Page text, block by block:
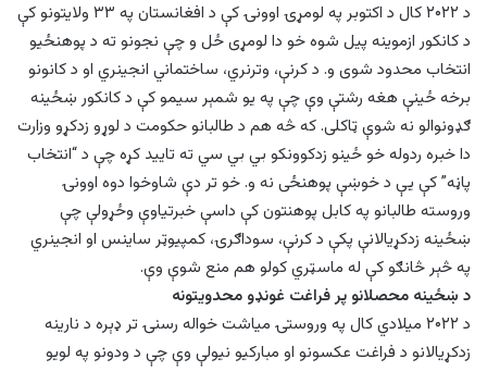
د ۲۰۲۲ کال د اکتوبر په لومړۍ اوونۍ کې د افغانستان په ۳۳ ولایتونو کې
د کانکور ازموینه پیل شوه خو دا لومړی ځل و چې نجونو ته د پوهنځيو
انتخاب محدود شوی و. د کرنې، وترنري،‌ ساختماني انجينري او د کانونو
برخه ځینې هغه رشتې وې چې په یو شمېر سیمو کې د کانکور ښځينه
ګډونوالو نه شوې ټاکلی. که څه هم د طالبانو حکومت د لوړو زدکړو وزارت
دا خبره ردوله خو ځينو زدکوونکو بي بي سي ته تایید کړه چې د “انتخاب
پاڼه” کې یې د خوښې پوهنځی نه و. خو تر دې شاوخوا دوه اوونۍ
وروسته طالبانو په کابل پوهنتون کې داسې خبرتیاوې وځړولې چې
ښځينه زدکړیالانې پکې د کرنې، سوداګرۍ، کمپيوټر ساینس او انجينري
په څېر څانګو کې له ماسټري کولو هم منع شوې وې.
د ښځينه محصلانو پر فراغت غونډو محدویتونه
د ۲۰۲۲ میلادي کال په وروستۍ میاشت خواله رسنۍ تر ډېره د نارینه
زدکړیالانو د فراغت عکسونو او مبارکیو نیولې وې چې د ودونو په لویو